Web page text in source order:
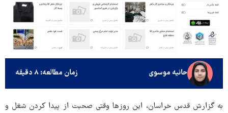
حانیه موسوی زمان مطالعه: ۸ دقیقه
به گزارش قدس خراسان، این روزها وقتی صحبت از پیدا کردن شغل و